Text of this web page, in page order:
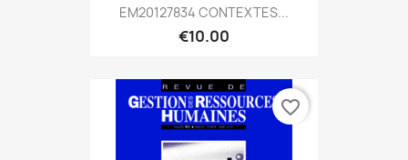
EM20127834 CONTEXTES...
€10.00
favorite_border